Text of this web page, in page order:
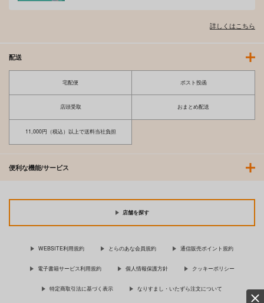
詳しくはこちら
配送
宅配便 ポスト投函
店頭受取 おまとめ配送
11,000円（税込）以上で送料当社負担
便利な機能/サービス
店舗を探す
WEBSITE利用規約 とらのあな会員規約 通信販売ポイント規約
電子書籍サービス利用規約 個人情報保護方針 クッキーポリシー
特定商取引法に基づく表示 なりすまし・いたずら注文について